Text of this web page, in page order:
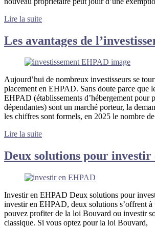
Lire la suite
Les avantages de
Aujourd’hui de nombreux investisseurs se
placement en EHPAD. Sans doute parce que
EHPAD (établissements d’hébergement pour
dépendantes) sont un marché porteur, la
les chiffres sont formels, en 2025 le nombre de
Lire la suite
Deux solutions pour investir
Investir en EHPAD Deux solutions pour
investir en EHPAD, deux solutions s’offrent
pouvez profiter de la loi Bouvard ou investir
classique. Si vous optez pour la loi Bouvard,